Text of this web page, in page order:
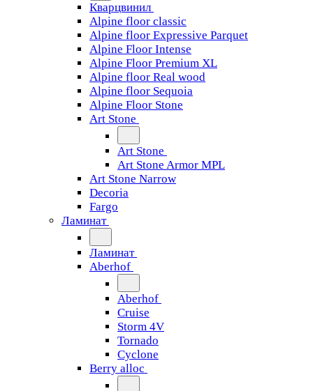
Кварцвинил
Alpine floor classic
Alpine floor Expressive Parquet
Alpine Floor Intense
Alpine Floor Premium XL
Alpine floor Real wood
Alpine floor Sequoia
Alpine Floor Stone
Art Stone
Art Stone
Art Stone Armor MPL
Art Stone Narrow
Decoria
Fargo
Ламинат
Ламинат
Aberhof
Aberhof
Cruise
Storm 4V
Tornado
Сyclone
Berry alloc